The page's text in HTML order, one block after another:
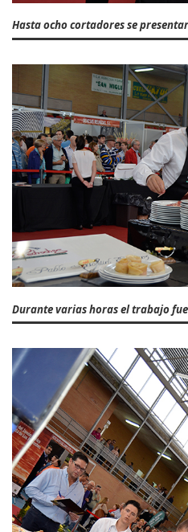
Hasta ocho cortadores se
Durante varias horas el trabajo